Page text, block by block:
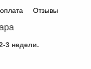
Отзывы
3 недели.